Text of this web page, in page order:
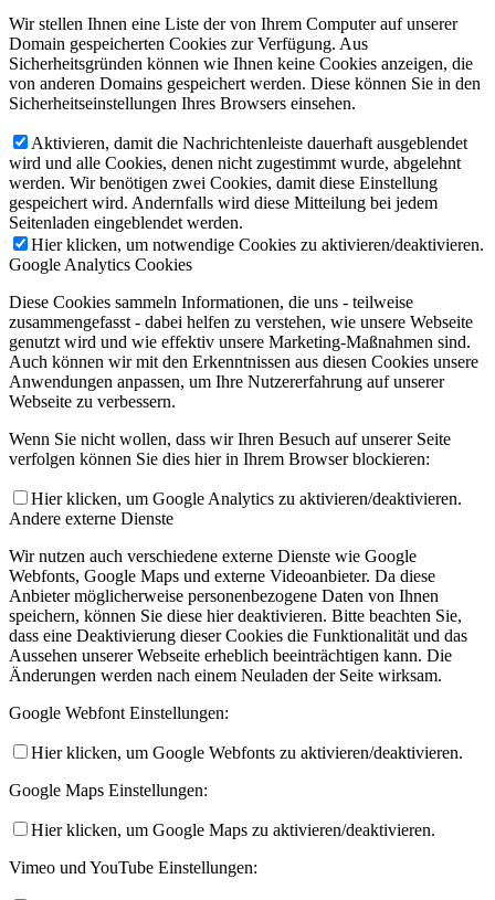
Wir stellen Ihnen eine Liste der von Ihrem Computer auf unserer
Domain gespeicherten Cookies zur Verfügung. Aus
Sicherheitsgründen können wie Ihnen keine Cookies anzeigen, die
von anderen Domains gespeichert werden. Diese können Sie in den
Sicherheitseinstellungen Ihres Browsers einsehen.
Aktivieren, damit die Nachrichtenleiste dauerhaft ausgeblendet
wird und alle Cookies, denen nicht zugestimmt wurde, abgelehnt
werden. Wir benötigen zwei Cookies, damit diese Einstellung
gespeichert wird. Andernfalls wird diese Mitteilung bei jedem
Seitenladen eingeblendet werden.
Hier klicken, um notwendige Cookies zu aktivieren/deaktivieren.
Google Analytics Cookies
Diese Cookies sammeln Informationen, die uns - teilweise
zusammengefasst - dabei helfen zu verstehen, wie unsere Webseite
genutzt wird und wie effektiv unsere Marketing-Maßnahmen sind.
Auch können wir mit den Erkenntnissen aus diesen Cookies unsere
Anwendungen anpassen, um Ihre Nutzererfahrung auf unserer
Webseite zu verbessern.
Wenn Sie nicht wollen, dass wir Ihren Besuch auf unserer Seite
verfolgen können Sie dies hier in Ihrem Browser blockieren:
Hier klicken, um Google Analytics zu aktivieren/deaktivieren.
Andere externe Dienste
Wir nutzen auch verschiedene externe Dienste wie Google
Webfonts, Google Maps und externe Videoanbieter. Da diese
Anbieter möglicherweise personenbezogene Daten von Ihnen
speichern, können Sie diese hier deaktivieren. Bitte beachten Sie,
dass eine Deaktivierung dieser Cookies die Funktionalität und das
Aussehen unserer Webseite erheblich beeinträchtigen kann. Die
Änderungen werden nach einem Neuladen der Seite wirksam.
Google Webfont Einstellungen:
Hier klicken, um Google Webfonts zu aktivieren/deaktivieren.
Google Maps Einstellungen:
Hier klicken, um Google Maps zu aktivieren/deaktivieren.
Vimeo und YouTube Einstellungen: